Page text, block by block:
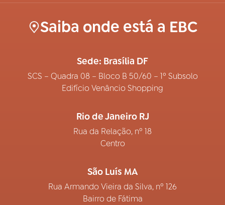
Saiba onde está a EBC
Sede: Brasília DF
SCS – Quadra 08 – Bloco B 50/60 – 1º Subsolo
Edifício Venâncio Shopping
Rio de Janeiro RJ
Rua da Relação, nº 18
Centro
São Luís MA
Rua Armando Vieira da Silva, nº 126
Bairro de Fátima